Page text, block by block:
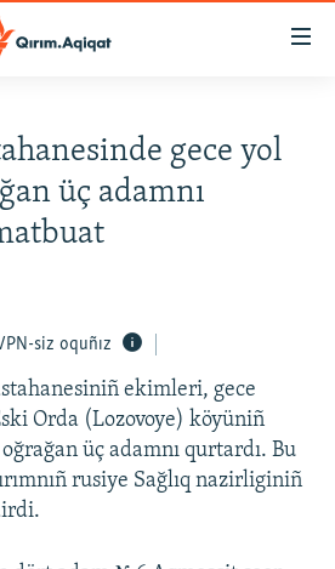
gece yol
üç adamnı
siz oquñız
ekimleri, gece
Orda (Lozovoye) köyüniñ
üç adamnı qurtardı. Bu
rusiye Sağlıq nazirliginiñ